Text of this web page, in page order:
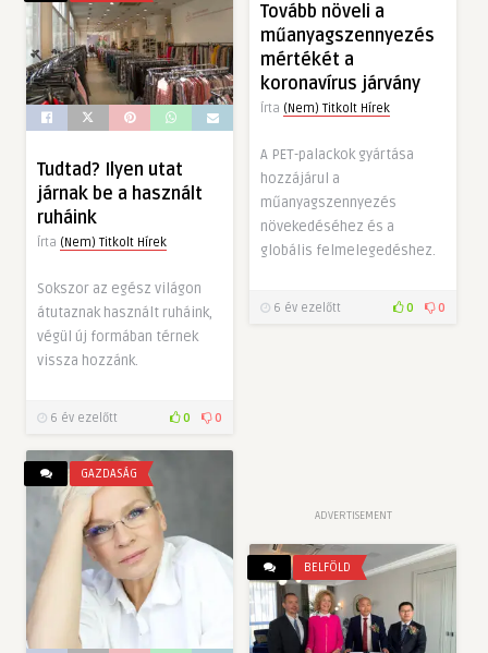
Tovább növeli a
műanyagszennyezés
mértékét a
koronavírus járvány
Írta (Nem) Titkolt Hírek
A PET-palackok gyártása
hozzájárul a
műanyagszennyezés
növekedéséhez és a
globális felmelegedéshez.
6 év ezelőtt 0 0
Tudtad? Ilyen utat
járnak be a használt
ruháink
Írta (Nem) Titkolt Hírek
Sokszor az egész világon
átutaznak használt ruháink,
végül új formában térnek
vissza hozzánk.
6 év ezelőtt 0 0
ADVERTISEMENT
GAZDASÁG
BELFÖLD